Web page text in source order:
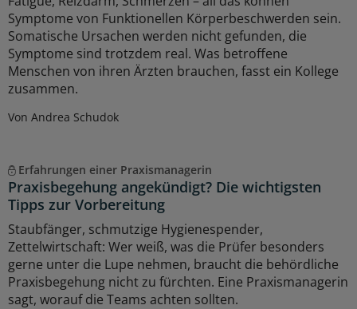
Symptome von Funktionellen Körperbeschwerden sein.
Somatische Ursachen werden nicht gefunden, die
Symptome sind trotzdem real. Was betroffene
Menschen von ihren Ärzten brauchen, fasst ein Kollege
zusammen.
Von Andrea Schudok
Erfahrungen einer Praxismanagerin
Praxisbegehung angekündigt? Die wichtigsten
Tipps zur Vorbereitung
Staubfänger, schmutzige Hygienespender,
Zettelwirtschaft: Wer weiß, was die Prüfer besonders
gerne unter die Lupe nehmen, braucht die behördliche
Praxisbegehung nicht zu fürchten. Eine Praxismanagerin
sagt, worauf die Teams achten sollten.